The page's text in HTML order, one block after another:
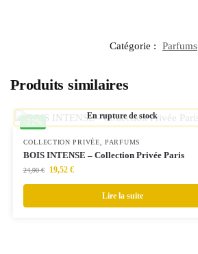
Catégorie : Parfums
Produits similaires
-22%
En rupture de stock
COLLECTION PRIVÉE,PARFUMS
BOIS INTENSE – Collection Privée Paris
24,90€ 19,52 €
Lire la suite